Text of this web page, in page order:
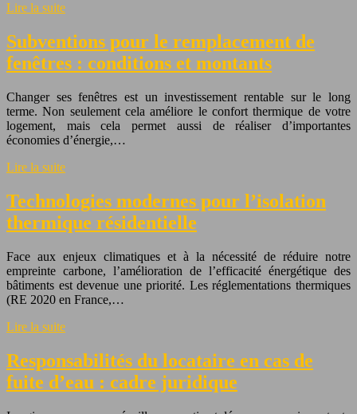
Lire la suite
Subventions pour le remplacement de
fenêtres : conditions et montants
Changer ses fenêtres est un investissement rentable sur le long
terme. Non seulement cela améliore le confort thermique de votre
logement, mais cela permet aussi de réaliser d’importantes
économies d’énergie,…
Lire la suite
Technologies modernes pour l’isolation
thermique résidentielle
Face aux enjeux climatiques et à la nécessité de réduire notre
empreinte carbone, l’amélioration de l’efficacité énergétique des
bâtiments est devenue une priorité. Les réglementations thermiques
(RE 2020 en France,…
Lire la suite
Responsabilités du locataire en cas de
fuite d’eau : cadre juridique